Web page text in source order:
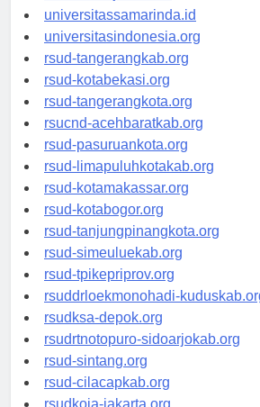
universitasjakarta.id
universitassamarinda.id
universitasindonesia.org
rsud-tangerangkab.org
rsud-kotabekasi.org
rsud-tangerangkota.org
rsucnd-acehbaratkab.org
rsud-pasuruankota.org
rsud-limapuluhkotakab.org
rsud-kotamakassar.org
rsud-kotabogor.org
rsud-tanjungpinangkota.org
rsud-simeuluekab.org
rsud-tpikepriprov.org
rsuddrloekmonohadi-kuduskab.org
rsudksa-depok.org
rsudrtnotopuro-sidoarjokab.org
rsud-sintang.org
rsud-cilacapkab.org